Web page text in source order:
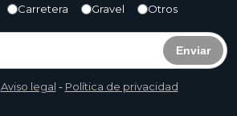
Carretera Gravel Otros
Enviar
Aviso legal - Política de privacidad